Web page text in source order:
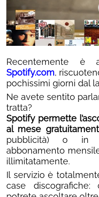
Recentemente è
Spotify.com,
pochissimi giorni dal
Ne avete sentito
tratta?
Spotify permette
al mese
pubblicità) o in
abbonamento
illimitatamente.
Il servizio è
case